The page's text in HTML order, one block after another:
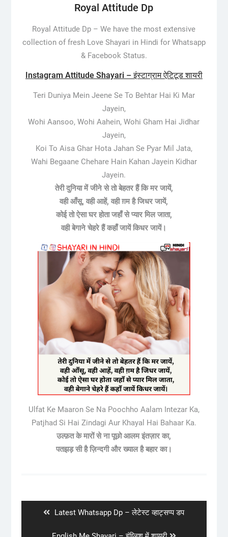
Royal Attitude Dp
Royal Attitude Dp –We have the most extensive
collection of fresh Love Shayari in Hindi for Whatsapp
& Facebook Status.
Instagram Attitude Shayari – इंस्टाग्राम ऐटिटूड शायरी
Teri Duniya Mein Jeene Se To Behtar Hai Ki Mar
Jayein,
Wohi Aansoo, Wohi Aahein, Wohi Gham Hai Jidhar
Jayein,
Koi To Aisa Ghar Hota Jahan Se Pyar Mil Jata,
Wahi Begaane Chehare Hain Kahan Jayein Kidhar
Jayein.
तेरी दुनिया में जीने से तो बेहतर हैं कि मर जायें,
वही आँसू, वही आहें, वही ग़म है जिधर जायें,
कोई तो ऐसा घर होता जहाँ से प्यार मिल जाता,
वही बेगाने चेहरे हैं कहाँ जायें किधर जायें।
Ulfat Ke Maaron Se Na Poochho Aalam Intezar Ka,
Patjhad Si Hai Zindagi Aur Khayal Hai Bahaar Ka.
उल्फ़त के मारों से ना पूछो आलम इंतज़ार का,
पतझड़ सी है ज़िन्दगी और ख्याल है बहार का।
Previous
Latest Whatsapp Dp – लेटेस्ट व्हाट्सप्प डप